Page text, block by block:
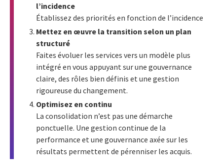
l’incidence
Établissez des priorités en fonction de l’incidence
Mettez en œuvre la transition selon un plan
structuré
Faites évoluer les services vers un modèle plus
intégré en vous appuyant sur une gouvernance
claire, des rôles bien définis et une gestion
rigoureuse du changement.
Optimisez en continu
La consolidation n’est pas une démarche
ponctuelle. Une gestion continue de la
performance et une gouvernance axée sur les
résultats permettent de pérenniser les acquis.